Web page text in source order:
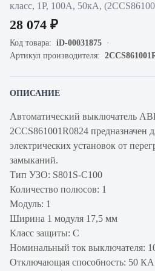
класс, 1P, 100А, 50кА,
28 074 ₽
Код товара: iD-00031875
Артикул производителя:
ОПИСАНИЕ
Автоматический выключатель
2CCS861001R0824 предназначен
электрических установок от
замыканий.
Тип УЗО: S801S-C100
Количество полюсов: 1
Модуль: 1
Ширина 1 модуля 17,5 мм
Класс защиты: C
Номинальный ток выключателя:
Отключающая способность: 50 КА